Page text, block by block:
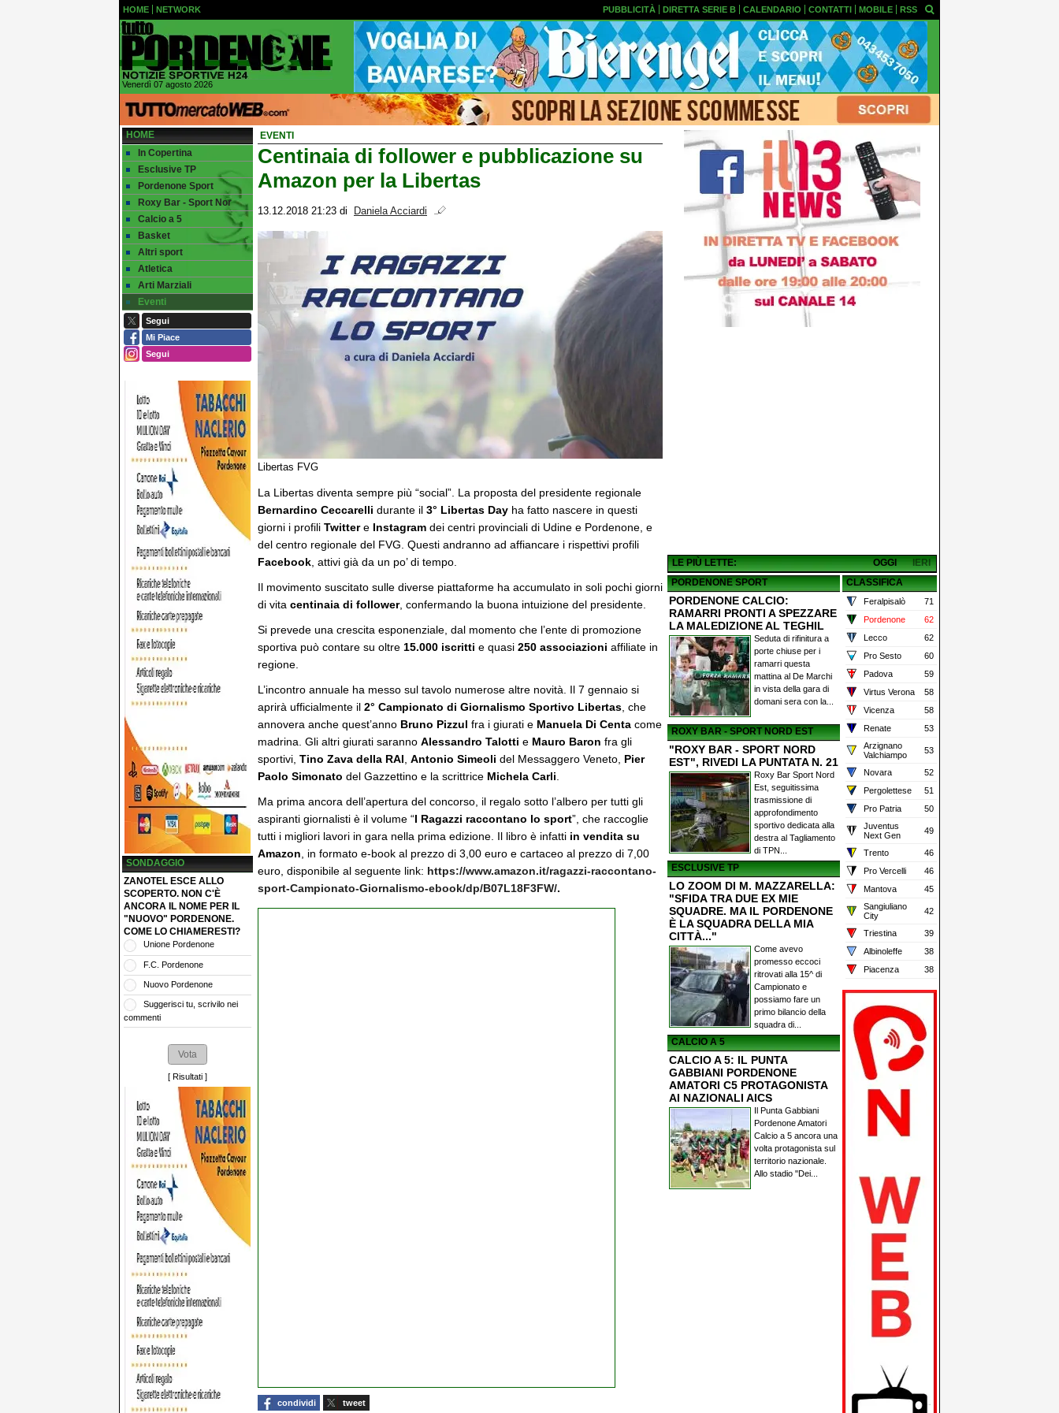
HOME NETWORK PUBBLICITÀ DIRETTA SERIE B CALENDARIO CONTATTI MOBILE RSS
Venerdì 07 agosto 2026
HOME
In Copertina
Esclusive TP
Pordenone Sport
Roxy Bar - Sport Nor
Calcio a 5
Basket
Altri sport
Atletica
Arti Marziali
Eventi
Segui
Mi Piace
Segui
SONDAGGIO
ZANOTEL ESCE ALLO
SCOPERTO. NON C'È
ANCORA IL NOME PER IL
"NUOVO" PORDENONE.
COME LO CHIAMERESTI?
Unione Pordenone
F.C. Pordenone
Nuovo Pordenone
Suggerisci tu, scrivilo nei
commenti
[ Risultati ]
EVENTI
Centinaia di follower e pubblicazione su
Amazon per la Libertas
13.12.2018 21:23 di Daniela Acciardi
Libertas FVG
La Libertas diventa sempre più “social”. La proposta del presidente regionale
Bernardino Ceccarelli durante il 3° Libertas Day ha fatto nascere in questi
giorni i profili Twittere Instagram dei centri provinciali di Udine e Pordenone, e
del centro regionale del FVG. Questi andranno ad affiancare i rispettivi profili
Facebook , attivi già da un po’ di tempo.
Il movimento suscitato sulle diverse piattaforme ha accumulato in soli pochi giorni
di vita centinaia di follower, confermando la buona intuizione del presidente.
Si prevede una crescita esponenziale, dal momento che l’ente di promozione
sportiva può contare su oltre 15.000 iscritti e quasi 250 associazioni affiliate in
regione.
L’incontro annuale ha messo sul tavolo numerose altre novità. Il 7 gennaio si
aprirà ufficialmente il 2° Campionato di Giornalismo Sportivo Libertas , che
annovera anche quest’anno Bruno Pizzul fra i giurati e Manuela Di Centa come
madrina. Gli altri giurati saranno Alessandro Talotti e Mauro Baron fra gli
sportivi, Tino Zava della RAI Antonio Simeoli del Messaggero Veneto, Pier
Paolo Simonato del Gazzettino e la scrittrice Michela Carli
Ma prima ancora dell’apertura del concorso, il regalo sotto l’albero per tutti gli
aspiranti giornalisti è il volume “I Ragazzi raccontano lo sport”, che raccoglie
tutti i migliori lavori in gara nella prima edizione. Il libro è infatti in vendita su
Amazon , in formato e-book al prezzo di 3,00 euro e cartaceo al prezzo di 7,00
euro, disponibile al seguente link: https://www.amazon.it/ragazzi-raccontano-
sport-Campionato-Giornalismo-ebook/dp/B07L18F3FW/.
condividi tweet
LE PIÙ LETTE: IERI
OGGI
PORDENONE SPORT
PORDENONE CALCIO:
RAMARRI PRONTI A SPEZZARE
LA MALEDIZIONE AL TEGHIL
Seduta di rifinitura a
porte chiuse per i
ramarri questa
mattina al De Marchi
in vista della gara di
domani sera con la...
ROXY BAR - SPORT NORD EST
"ROXY BAR - SPORT NORD
EST", RIVEDI LA PUNTATA N. 21
Roxy Bar Sport Nord
Est, seguitissima
trasmissione di
approfondimento
sportivo dedicata alla
destra al Tagliamento
di TPN...
ESCLUSIVE TP
LO ZOOM DI M. MAZZARELLA:
"SFIDA TRA DUE EX MIE
SQUADRE. MA IL PORDENONE
È LA SQUADRA DELLA MIA
CITTÀ..."
Come avevo
promesso eccoci
ritrovati alla 15^ di
Campionato e
possiamo fare un
primo bilancio della
squadra di...
CALCIO A 5
CALCIO A 5: IL PUNTA
GABBIANI PORDENONE
AMATORI C5 PROTAGONISTA
AI NAZIONALI AICS
Il Punta Gabbiani
Pordenone Amatori
Calcio a 5 ancora una
volta protagonista sul
territorio nazionale.
Allo stadio "Dei...
CLASSIFICA
Feralpisalò
71
Pordenone
62
Lecco
62
Pro Sesto
60
Padova
59
Virtus Verona
58
Vicenza
58
Renate
53
Arzignano
Valchiampo
53
Novara
52
Pergolettese
51
Pro Patria
50
Juventus
Next Gen
49
Trento
46
Pro Vercelli
46
Mantova
45
Sangiuliano
City
42
Triestina
39
Albinoleffe
38
Piacenza
38